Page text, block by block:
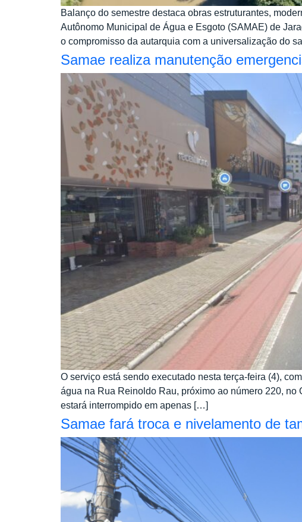
Balanço do semestre destaca obras estruturantes,
Autônomo Municipal de Água e Esgoto (SAMAE) de
o compromisso da autarquia com a universalização do
Samae realiza manutenção
O serviço está sendo executado nesta terça-feira (4),
água na Rua Reinoldo Rau, próximo ao número 220,
estará interrompido em apenas […]
Samae fará troca e nivelamento de